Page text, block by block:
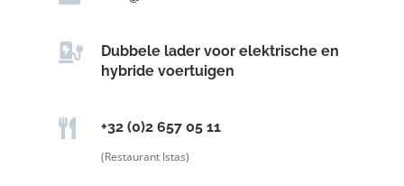

Dubbele lader voor elektrische en
hybride voertuigen
 +32 (0)2 657 05 11
(Restaurant Istas)